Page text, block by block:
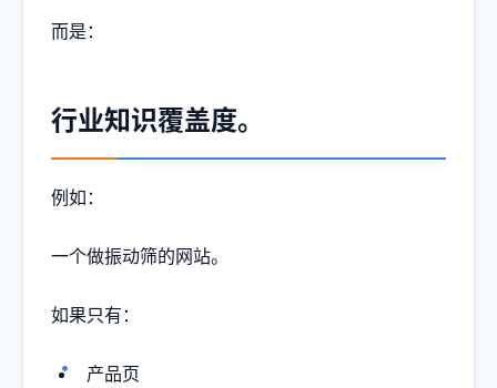
而是：
行业知识覆盖度。
例如：
一个做振动筛的网站。
如果只有：
产品页